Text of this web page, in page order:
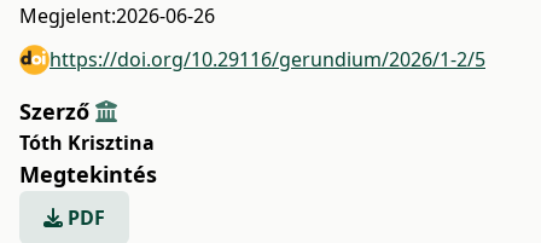
Megjelent:2026-06-26
https://doi.org/10.29116/gerundium/2026/1-2/5
Szerző
Tóth Krisztina
Megtekintés
PDF